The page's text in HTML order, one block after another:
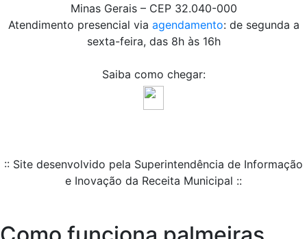
Minas Gerais – CEP 32.040-000
Atendimento presencial via agendamento: de segunda a
sexta-feira, das 8h às 16h
Saiba como chegar:
:: Site desenvolvido pela Superintendência de Informação
e Inovação da Receita Municipal ::